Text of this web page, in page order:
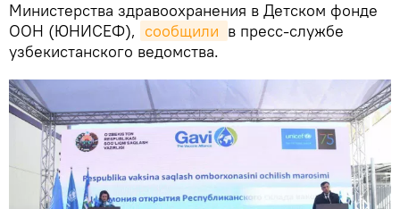
Министерства здравоохранения в Детском фонде
ООН (ЮНИСЕФ), сообщили в пресс-службе
узбекистанского ведомства.